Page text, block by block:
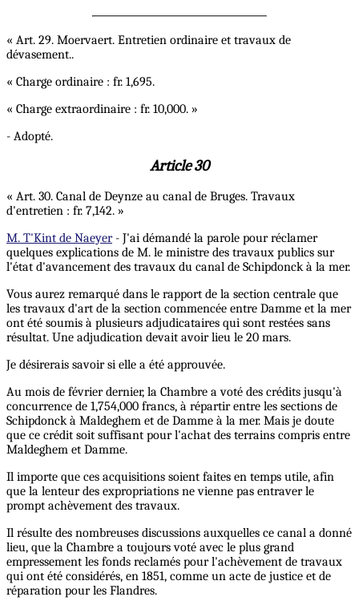
« Art. 29. Moervaert. Entretien ordinaire et travaux de
dévasement..
« Charge ordinaire : fr. 1,695.
« Charge extraordinaire : fr. 10,000. »
- Adopté.
Article 30
« Art. 30. Canal de Deynze au canal de Bruges. Travaux
d'entretien : fr. 7,142. »
M. T'Kint de Naeyer- J'ai démandé la parole pour réclamer
quelques explications de M. le ministre des travaux publics sur
l'état d'avancement des travaux du canal de Schipdonck à la mer.
Vous aurez remarqué dans le rapport de la section centrale que
les travaux d'art de la section commencée entre Damme et la mer
ont été soumis à plusieurs adjudicataires qui sont restées sans
résultat. Une adjudication devait avoir lieu le 20 mars.
Je désirerais savoir si elle a été approuvée.
Au mois de février dernier, la Chambre a voté des crédits jusqu'à
concurrence de 1,754,000 francs, à répartir entre les sections de
Schipdonck à Maldeghem et de Damme à la mer. Mais je doute
que ce crédit soit suffisant pour l'achat des terrains compris entre
Maldeghem et Damme.
Il importe que ces acquisitions soient faites en temps utile, afin
que la lenteur des expropriations ne vienne pas entraver le
prompt achèvement des travaux.
Il résulte des nombreuses discussions auxquelles ce canal a donné
lieu, que la Chambre a toujours voté avec le plus grand
empressement les fonds reclamés pour l'achèvement de travaux
qui ont été considérés, en 1851, comme un acte de justice et de
réparation pour les Flandres.